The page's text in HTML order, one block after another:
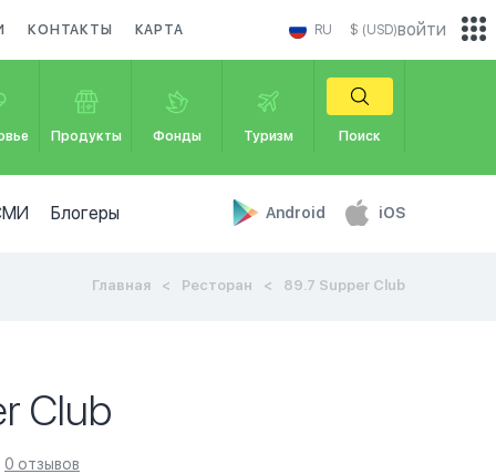
КОНТАКТЫ КАРТА RU $ (USD)
Продукты Фонды Туризм Поиск
Блогеры Android iOS
войти
Главная Ресторан 89.7 Supper Club
Club
0 отзывов